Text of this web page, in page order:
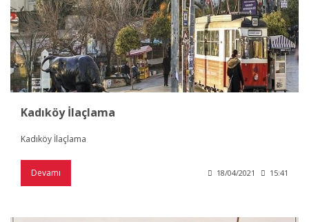
Kadıköy İlaçlama
Kadıköy İlaçlama
Devamı 18/04/2021 15:41